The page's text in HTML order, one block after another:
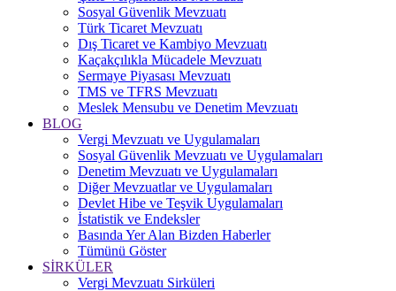
Sosyal Güvenlik Mevzuatı
Türk Ticaret Mevzuatı
Dış Ticaret ve Kambiyo Mevzuatı
Kaçakçılıkla Mücadele Mevzuatı
Sermaye Piyasası Mevzuatı
TMS ve TFRS Mevzuatı
Meslek Mensubu ve Denetim Mevzuatı
BLOG
Vergi Mevzuatı ve Uygulamaları
Sosyal Güvenlik Mevzuatı ve Uygulamaları
Denetim Mevzuatı ve Uygulamaları
Diğer Mevzuatlar ve Uygulamaları
Devlet Hibe ve Teşvik Uygulamaları
İstatistik ve Endeksler
Basında Yer Alan Bizden Haberler
Tümünü Göster
SİRKÜLER
Vergi Mevzuatı Sirküleri